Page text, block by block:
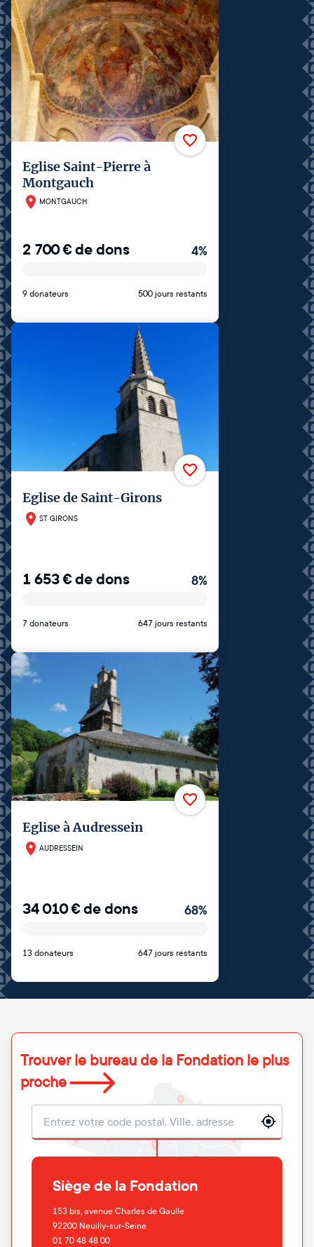
Eglise Saint-Pierre à
Montgauch
MONTGAUCH
2 700€de dons 4%
9 donateurs 500 jours restants
Eglise de Saint-Girons
ST GIRONS
1 653€de dons 8%
7 donateurs 647 jours restants
Eglise à Audressein
AUDRESSEIN
34 010€de dons 68%
13 donateurs 647 jours restants
Trouver le bureau de la Fondation le plus
proche
Localisation
Siège de la Fondation
153 bis, avenue Charles de Gaulle
92200 Neuilly-sur-Seine
01 70 48 48 00